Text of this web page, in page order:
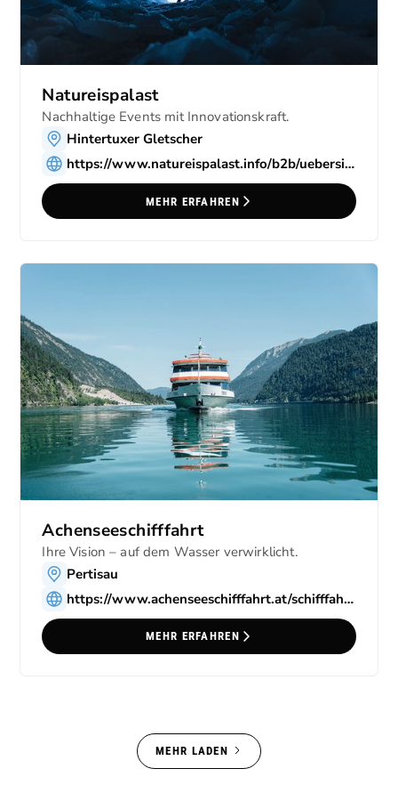
Natureispalast
Nachhaltige Events mit Innovationskraft.
Hintertuxer Gletscher
https://www.natureispalast.info/b2b/uebersicht/
MEHR ERFAHREN
Achenseeschifffahrt
Ihre Vision – auf dem Wasser verwirklicht.
Pertisau
https://www.achenseeschifffahrt.at/schifffahrt/charterschifffahrt/
MEHR ERFAHREN
MEHR LADEN